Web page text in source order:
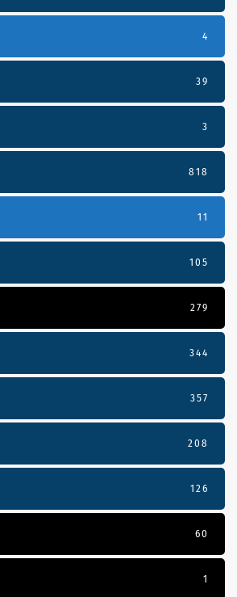
4
39
3
818
11
105
279
344
357
208
126
60
1